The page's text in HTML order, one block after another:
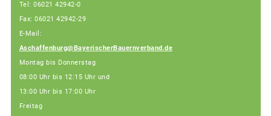
Tel: 06021 42942-0
Fax: 06021 42942-29
E-Mail:
Aschaffenburg@BayerischerBauernverband.de
Montag bis Donnerstag
08:00 Uhr bis 12:15 Uhr und
13:00 Uhr bis 17:00 Uhr
Freitag